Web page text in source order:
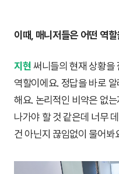
이때, 매니저들은 어떤 역
지현써니들의 현재 상황을
역할이에요. 정답을 바로
해요. 논리적인 비약은 없
나가야 할 것 같은데 너무
건 아닌지 끊임없이 물어봐